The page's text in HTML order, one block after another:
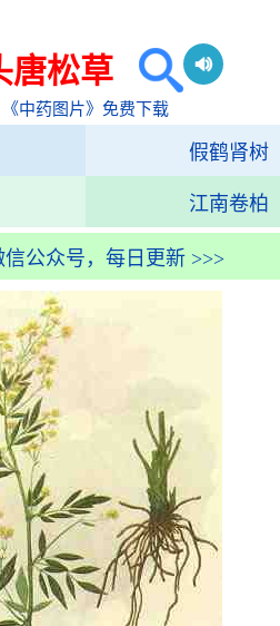
唐松草
《中药图片》免费下载
假鹤肾树
江南卷柏
信公众号，每日更新 >>>